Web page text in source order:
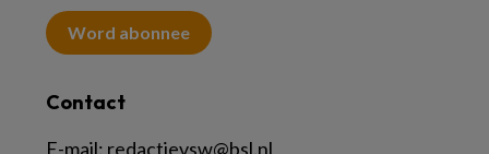
Word abonnee
Contact
E-mail: redactievsw@bsl.nl